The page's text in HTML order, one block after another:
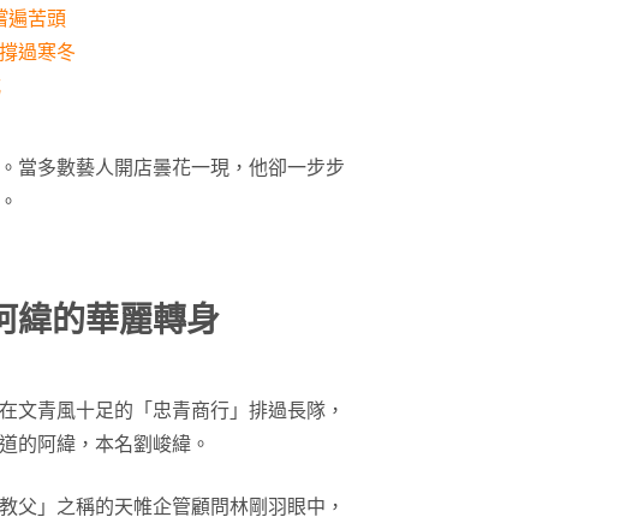
遍苦頭
過寒冬
當多數藝人開店曇花一現，他卻一步步
緯的華麗轉身
文青風十足的「忠青商行」排過長隊，
的阿緯，本名劉峻緯。
父」之稱的天帷企管顧問林剛羽眼中，